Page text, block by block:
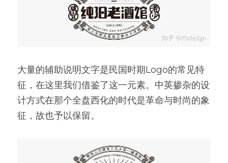
大量的辅助说明文字是民国时期Logo的常见特
征，在这里我们借鉴了这一元素。中英掺杂的设
计方式在那个全盘西化的时代是革命与时尚的象
征，故也予以保留。